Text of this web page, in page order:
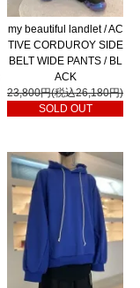
my beautiful landlet / AC
TIVE CORDUROY SIDE
BELT WIDE PANTS / BL
ACK
23,800円(税込26,180円)
SOLD OUT